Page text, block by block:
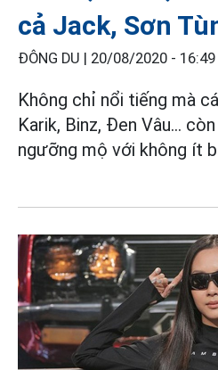
cả Jack, Sơn
ĐÔNG DU | 20/08/2020 - 16:49
Không chỉ nổi tiếng mà
Karik, Binz, Đen Vâu...
ngưỡng mộ với không ít